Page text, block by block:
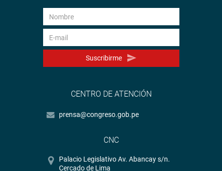
Suscribirme
CENTRO DE ATENCIÓN
prensa@congreso.gob.pe
CNC
Palacio Legislativo Av. Abancay s/n.
Cercado de Lima